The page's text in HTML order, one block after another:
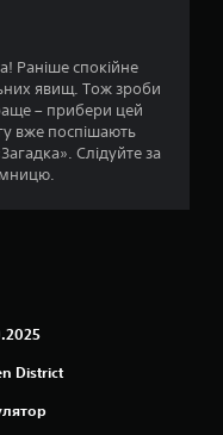
к
н
а
о
Раніше спокійне
явищ. Тож зроби
– прибери цей
вже поспішають
Слідуйте за
District